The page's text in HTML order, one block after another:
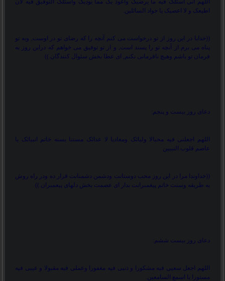
اللهم انی اسئلک فیه ما یرضیک واعوذ بک مما یودیک واسئلک التوفیق فیه لان
اطیعک و لا اعصیک یا جواد السائلین.
)) خدایا در این روز از تو درخواست می کنم آنچه را که رضای تو در اوست, وبه تو
پناه می برم از آنچه تو را پسند است, و از تو توفیق می خواهم که دراین روز به
فرمان تو باشم وهیچ نافرمانی نکنم, ای عطا بخش سئوال کنندگان.
دعای روز بیست و پنجم:
اللهم اجعلنی فیه محبالا ولیائک ومعادیا لا عدائک مستنا بسنه خاتم انبیائک یا
عاصم قلوب النبیین
)) خداوندا مرا در این روز محب دوستانت ودشمن دشمنانت قرار ده ودر راه روش
به طریقه وسنت خاتم پیغمبرانت بدار ای عصمت بخش دلهای پیعمبران.
دعای روز بیست ششم:
اللهم اجعل سعیی فیه مشکورا و ذنبی فیه مغفورا وعملی فیه مقبولا و عیبی فیه
مستورا یا اسمع السامعین.